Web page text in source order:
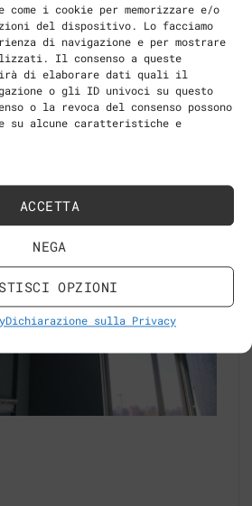
i cookie per memorizzare e/o
del dispositivo. Lo facciamo
di navigazione e per mostrare
Il consenso a queste
di elaborare dati quali il
o gli ID univoci su questo
o la revoca del consenso possono
su alcune caratteristiche e
ACCETTA
NEGA
OPZIONI
Dichiarazione sulla Privacy